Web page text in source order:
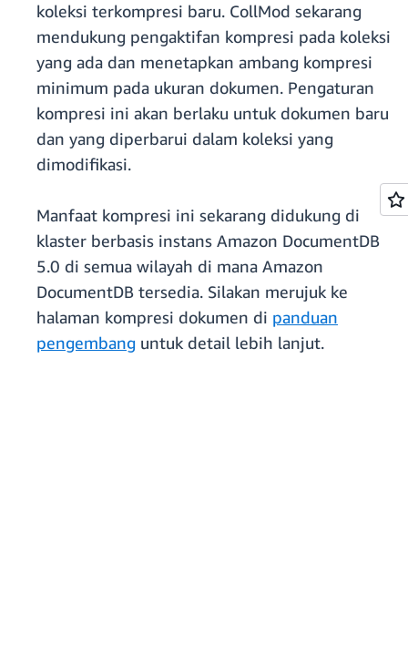
koleksi terkompresi baru. CollMod sekarang
mendukung pengaktifan kompresi pada koleksi
yang ada dan menetapkan ambang kompresi
minimum pada ukuran dokumen. Pengaturan
kompresi ini akan berlaku untuk dokumen baru
dan yang diperbarui dalam koleksi yang
dimodifikasi.
Manfaat kompresi ini sekarang didukung di
klaster berbasis instans Amazon DocumentDB
5.0 di semua wilayah di mana Amazon
DocumentDB tersedia. Silakan merujuk ke
halaman kompresi dokumen di panduan
pengembang untuk detail lebih lanjut.